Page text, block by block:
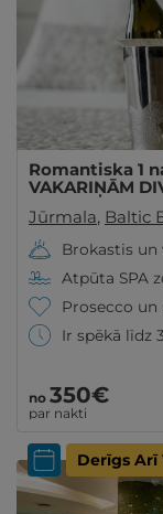
Romantiska 1
VAKARIŅĀM
Jūrmala, Baltic
Brokastis un
Atpūta SPA
Prosecco un
Ir spēkā līdz
no 350€
par nakti
Derīgs Arī